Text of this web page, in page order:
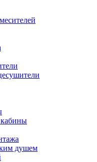
душем